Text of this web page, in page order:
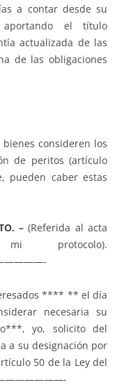
a contar desde su
el título
actualizada de las
de las obligaciones
consideren los
de peritos (artículo
pueden caber estas
–(Referida al acta
protocolo).
**** ** el día
necesaria su
yo, solicito del
a su designación por
50 de la Ley del